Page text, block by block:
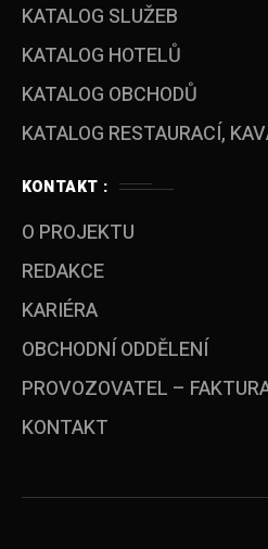
KATALOG SLUŽEB
KATALOG HOTELŮ
KATALOG OBCHODŮ
KATALOG RESTAURACÍ,
KONTAKT :
O PROJEKTU
REDAKCE
KARIÉRA
OBCHODNÍ ODDĚLENÍ
PROVOZOVATEL –
KONTAKT